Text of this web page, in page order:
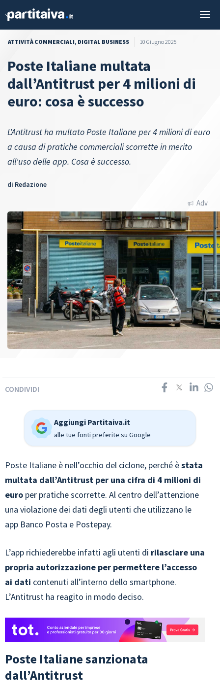
contenuto
ATTIVITÀ COMMERCIALI, DIGITAL BUSINESS 10 Giugno 2025
Poste Italiane multata
dall’Antitrust per 4 milioni di
euro: cosa è successo
L'Antitrust ha multato Poste Italiane per 4 milioni di euro
a causa di pratiche commerciali scorrette in merito
all'uso delle app. Cosa è successo.
di Redazione
Adv
CONDIVIDI
Aggiungi Partitaiva.it
alle tue fonti preferite su Google
Poste Italiane è nell’occhio del ciclone, perché èstata
multata dall’Antitrust per una cifra di 4 milioni di
euro per pratiche scorrette. Al centro dell’attenzione
una violazione dei dati degli utenti che utilizzano le
app Banco Posta e Postepay.
L’app richiederebbe infatti agli utenti di rilasciare una
propria autorizzazione per permettere l’accesso
ai dati contenuti all’interno dello smartphone.
L’Antitrust ha reagito in modo deciso.
Poste Italiane sanzionata
dall’Antitrust